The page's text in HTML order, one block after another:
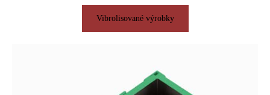
Vibrolisované výrobky